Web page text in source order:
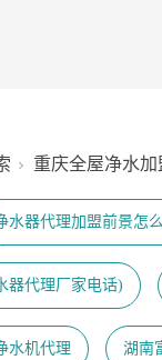
重庆全屋净水加
水器代理加盟前景怎
器代理厂家电话)
水机代理 湖南